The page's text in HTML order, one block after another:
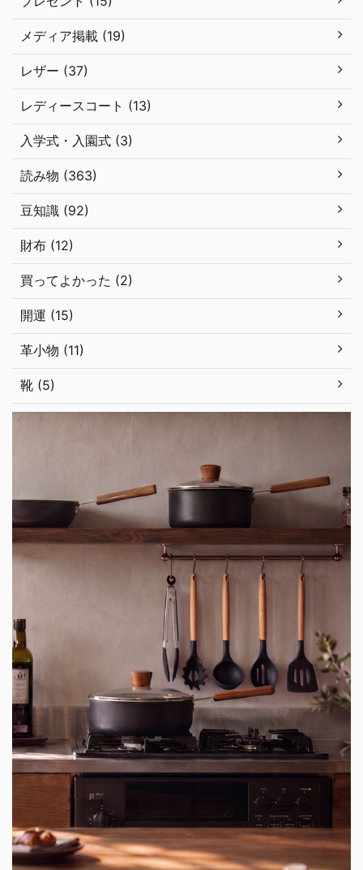
メディア掲載 (19)
レザー (37)
レディースコート (13)
入学式・入園式 (3)
読み物 (363)
豆知識 (92)
財布 (12)
買ってよかった (2)
開運 (15)
革小物 (11)
靴 (5)